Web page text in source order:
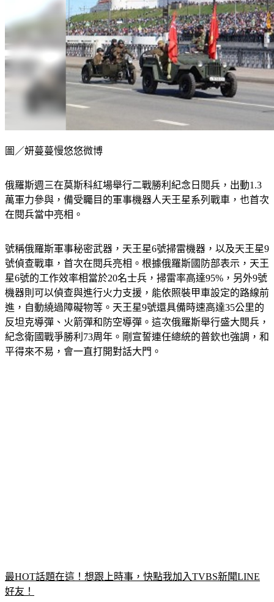
圖／妍蔓蔓慢悠悠微博
俄羅斯週三在莫斯科紅場舉行二戰勝利紀念日閱兵，出動1.3
萬軍力參與，備受矚目的軍事機器人天王星系列戰車，也首次
在閱兵當中亮相。
號稱俄羅斯軍事秘密武器，天王星6號掃雷機器，以及天王星9
號偵查戰車，首次在閱兵亮相。根據俄羅斯國防部表示，天王
星6號的工作效率相當於20名士兵，掃雷率高達95%，另外9號
機器則可以偵查與進行火力支援，能依照裝甲車設定的路線前
進，自動繞過障礙物等。天王星9號還具備時速高達35公里的
反坦克導彈、火箭彈和防空導彈。這次俄羅斯舉行盛大閱兵，
紀念衛國戰爭勝利73周年。剛宣誓連任總統的普欽也強調，和
平得來不易，會一直打開對話大門。
最HOT話題在這！想跟上時事，快點我加入TVBS新聞LINE
好友！